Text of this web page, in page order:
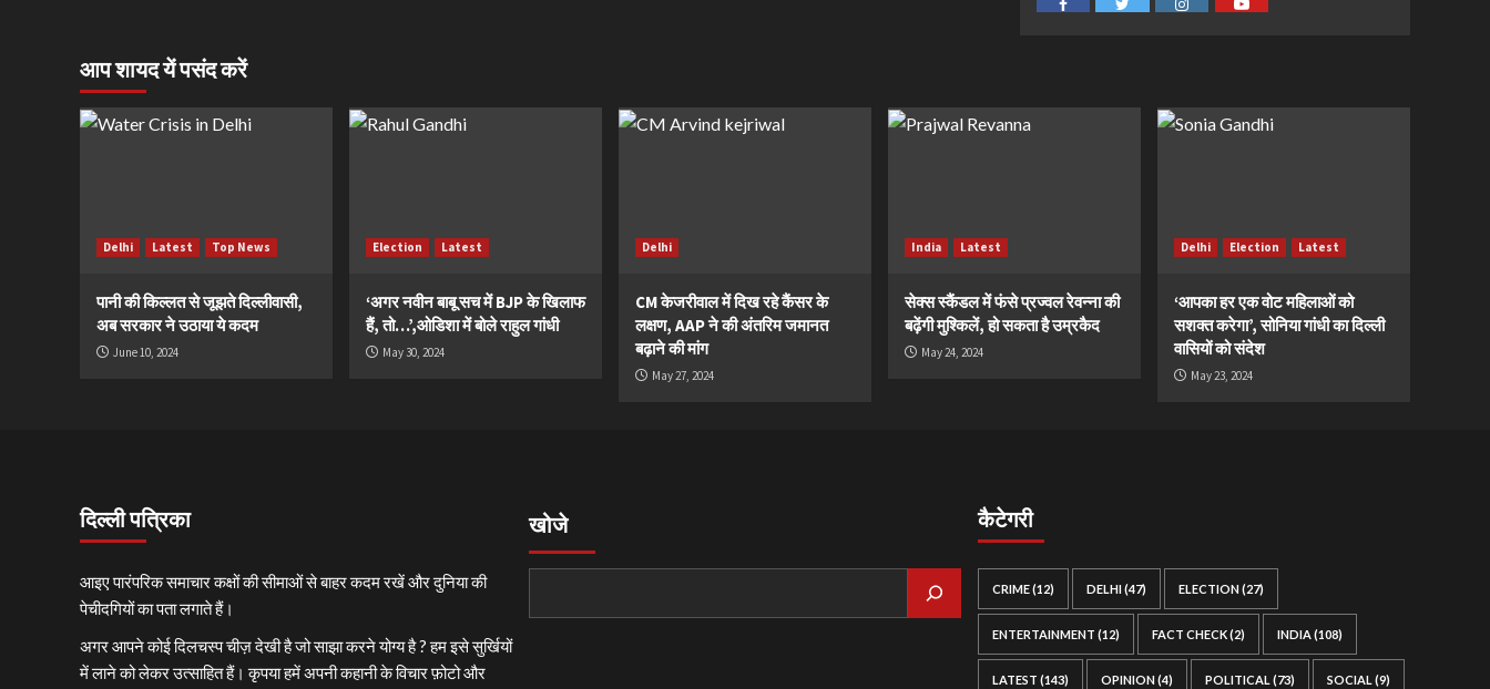
FacebookTwitter InstagramYoutube
आप शायद यें पसंद करें
Delhi Latest Top News
पानी की किल्लत से जूझते दिल्लीवासी,
अब सरकार ने उठाया ये कदम
June 10, 2024
Election Latest
‘अगर नवीन बाबू सच में BJP के खिलाफ
हैं, तो…’,ओडिशा में बोले राहुल गांधी
May 30, 2024
Delhi
CM केजरीवाल में दिख रहे कैंसर के
लक्षण, AAP ने की अंतरिम जमानत
बढ़ाने की मांग
May 27, 2024
India Latest
सेक्स स्कैंडल में फंसे प्रज्वल रेवन्ना की
बढ़ेंगी मुश्किलें, हो सकता है उम्रकैद
May 24, 2024
Delhi Election Latest
‘आपका हर एक वोट महिलाओं को
सशक्त करेगा’, सोनिया गांधी का दिल्ली
वासियों को संदेश
May 23, 2024
दिल्ली पत्रिका
आइए पारंपरिक समाचार कक्षों की सीमाओं से बाहर कदम रखें और दुनिया की
पेचीदगियों का पता लगाते हैं।
अगर आपने कोई दिलचस्प चीज़ देखी है जो साझा करने योग्य है ? हम इसे सुर्खियों
में लाने को लेकर उत्साहित हैं। कृपया हमें अपनी कहानी के विचार फ़ोटो और
खोजे कैटेगरी
CRIME(12) DELHI(47) ELECTION(27)
ENTERTAINMENT (12) FACT CHECK(2) INDIA(108)
LATEST (143) OPINION(4) POLITICAL (73) SOCIAL (9)